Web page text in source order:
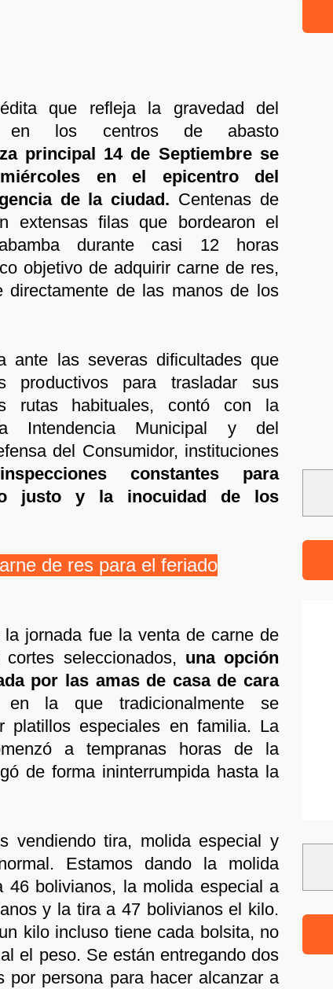
que refleja la gravedad del
en los centros de abasto
principal 14 de Septiembre se
en el epicentro del
de la ciudad. Centenas de
extensas filas que bordearon el
durante casi 12 horas
objetivo de adquirir carne de res,
directamente de las manos de los
ante las severas dificultades que
productivos para trasladar sus
rutas habituales, contó con la
Intendencia Municipal y del
del Consumidor, instituciones
constantes para
justo y la inocuidad de los
de res para el feriado
jornada fue la venta de carne de
seleccionados, una opción
por las amas de casa de cara
en la que tradicionalmente se
platillos especiales en familia. La
a tempranas horas de la
de forma ininterrumpida hasta la
vendiendo tira, molida especial y
Estamos dando la molida
46 bolivianos, la molida especial a
y la tira a 47 bolivianos el kilo.
kilo incluso tiene cada bolsita, no
el peso. Se están entregando dos
por persona para hacer alcanzar a